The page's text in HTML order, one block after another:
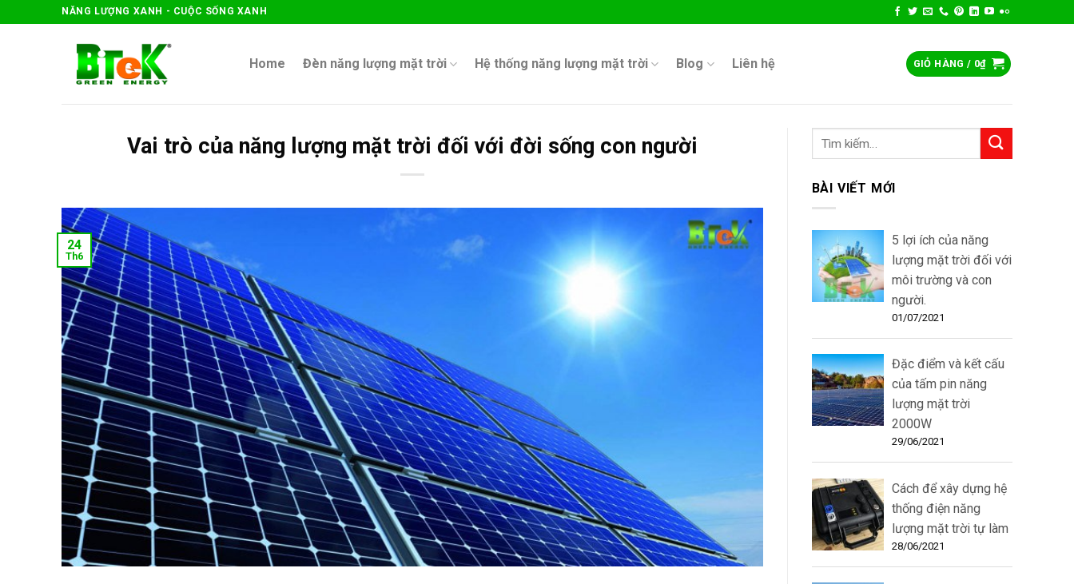
NĂNG LƯỢNG XANH - CUỘC SỐNG XANH
Home Đèn năng lượng mặt trời Hệ thống năng lượng mặt trời Blog Liên hệ GIỎ HÀNG / 0₫
Vai trò của năng lượng mặt trời đối với đời sống con người
24
Th6
BÀI VIẾT MỚI
5 lợi ích của năng
lượng mặt trời đối với
môi trường và con
người.
01/07/2021
Đặc điểm và kết cấu
của tấm pin năng
lượng mặt trời
2000W
29/06/2021
Cách để xây dựng hệ
thống điện năng
lượng mặt trời tự làm
28/06/2021